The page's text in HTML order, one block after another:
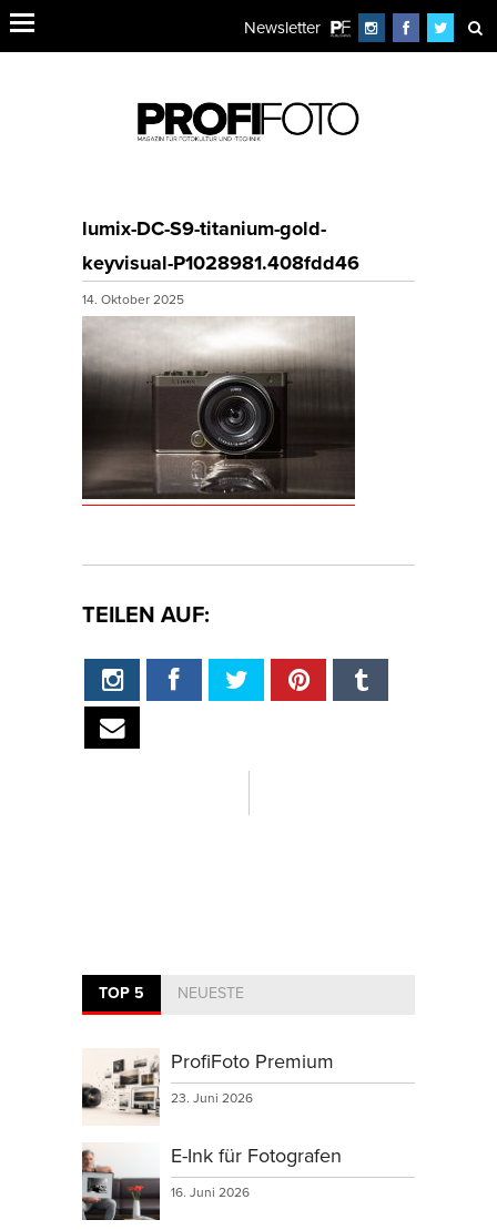
Newsletter
lumix-DC-S9-titanium-gold-
keyvisual-P1028981.408fdd46
14. Oktober 2025
TEILEN AUF:
TOP 5 NEUESTE
ProfiFoto Premium
23. Juni 2026
E-Ink für Fotografen
16. Juni 2026